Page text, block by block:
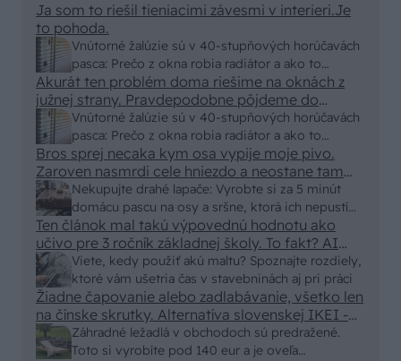
Vnútorné žalúzie sú v 40-stupňových horúčavách
pasca: Prečo z okna robia radiátor a ako to
vyriešiť za pár eur?
Ja som to riešil tieniacimi závesmi v interieri.Je
to pohoda.
Vnútorné žalúzie sú v 40-stupňových horúčavách
pasca: Prečo z okna robia radiátor a ako to
vyriešiť za pár eur?
Akurát ten problém doma riešime na oknách z
južnej strany. Pravdepodobne pôjdeme do
vonkajšieho tienenia na spôsob markízy
250x150cm. Čínsky predajcovia idú okolo 100
eur kus.
Nekupujte drahé lapače: Vyrobte si za 5 minút
domácu pascu na osy a sršne, ktorá ich nepustí
von
Bros sprej necaka kym osa vypije moje pivo.
Zaroven nasmrdi cele hniezdo a neostane tam
nic zive. Vasa pasca naucinke moc efektivne.
Skor pritiahne slimaky
Viete, kedy použiť akú maltu? Spoznajte rozdiely,
ktoré vám ušetria čas v stavebninách aj pri práci
Ten článok mal takú výpovednú hodnotu ako
učivo pre 3 ročník základnej školy. To fakt? AI
alebo nejaka kniha z VŠ? Dnešné rychlotvrdnuce
malty - pevnosť 40 Mpa a doba schnutia tak 15
minut , k tomu vodotesné s kryštálikou. A rozdiel
- schnutie a zretie. Nič?
Záhradné ležadlá v obchodoch sú predražené.
Toto si vyrobíte pod 140 eur a je oveľa
Žiadne čapovanie alebo zadlabávanie, všetko len
na čínske skrutky. Alternatíva slovenskej IKEI -
čo sa týka pevnosti. Autor si nedal veľa námahy s
remeselným spracovaním, škoda. No lepšie než